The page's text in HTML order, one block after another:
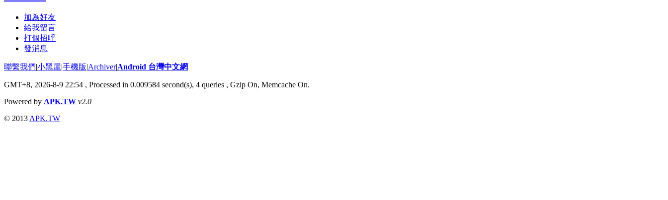
加為好友
給我留言
打個招呼
發消息
聯繫我們|小黑屋|手機版|Archiver|Android 台灣中文網
GMT+8, 2026-8-9 22:54 , Processed in 0.009584 second(s), 4 queries , Gzip On, Memcache On.
Powered by APK.TW v2.0
© 2013 APK.TW